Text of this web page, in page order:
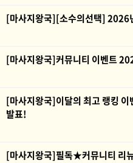
[마사지왕국][소수의선택] 2026
[마사지왕국]커뮤니티 이벤트
[마사지왕국]이달의 최고 랭킹
발표!
[마사지왕국]필독★커뮤니티 리